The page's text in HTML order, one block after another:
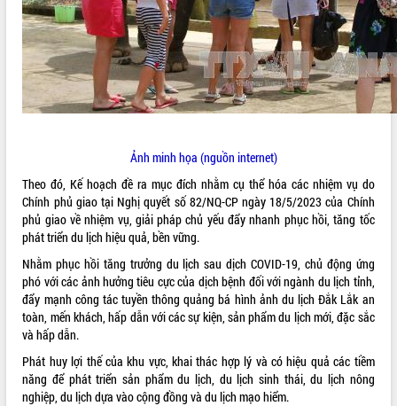
VIDEO
Không có file video nào để phát.
ALBUM ẢNH
Ảnh minh họa (nguồn internet)
Theo đó, Kế hoạch đề ra mục đích nhằm cụ thể hóa các nhiệm vụ do
Chính phủ giao tại Nghị quyết số 82/NQ-CP ngày 18/5/2023 của Chính
phủ giao về nhiệm vụ, giải pháp chủ yếu đẩy nhanh phục hồi, tăng tốc
phát triển du lịch hiệu quả, bền vững.
Nhằm phục hồi tăng trưởng du lịch sau dịch COVID-19, chủ động ứng
phó với các ảnh hưởng tiêu cực của dịch bệnh đối với ngành du lịch tỉnh,
đẩy mạnh công tác tuyền thông quảng bá hình ảnh du lịch Đắk Lắk an
toàn, mến khách, hấp dẫn với các sự kiện, sản phẩm du lịch mới, đặc sắc
và hấp dẫn.
Phát huy lợi thế của khu vực, khai thác hợp lý và có hiệu quả các tiềm
năng để phát triển sản phẩm du lịch, du lịch sinh thái, du lịch nông
nghiệp, du lịch dựa vào cộng đồng và du lịch mạo hiểm.